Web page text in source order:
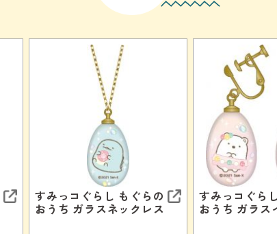
すみっコぐらし もぐらの
おうち ガラスネックレス
すみっコぐら
おうち ガラス